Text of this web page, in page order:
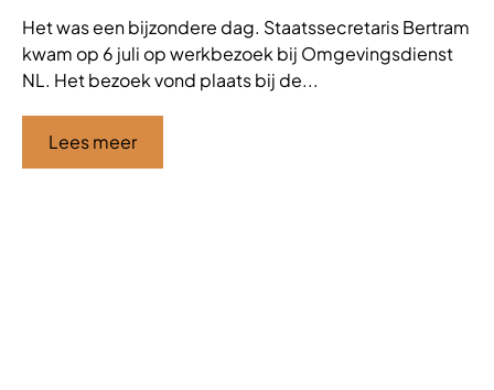
Het was een bijzondere dag. Staatssecretaris Bertram
kwam op 6 juli op werkbezoek bij Omgevingsdienst
NL. Het bezoek vond plaats bij de...
Lees meer